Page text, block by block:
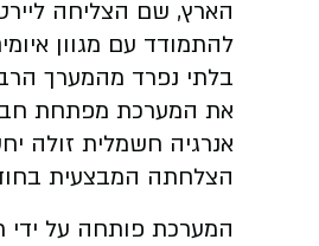
הארץ, שם הצליחה
להתמודד עם מגוון
בלתי נפרד מהמערך
את המערכת מפתחת
אנרגיה חשמלית זולה
הצלחתה המבצעית
המערכת פותחה על ידי